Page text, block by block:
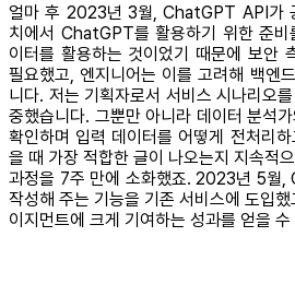
얼마 후 2023년 3월, ChatGPT API가
치에서 ChatGPT를 활용하기 위한 준비
이터를 활용하는 것이었기 때문에 보안
필요했고, 엔지니어는 이를 고려해 백엔
니다. 저는 기획자로서 서비스 시나리오
중했습니다. 그뿐만 아니라 데이터 분석
확인하며 입력 데이터를 어떻게 전처리
을 때 가장 적합한 글이 나오는지 지속적
과정을 7주 만에 소화했죠. 2023년 5월,
작성해 주는 기능을 기존 서비스에 도입
이지먼트에 크게 기여하는 성과를 얻을